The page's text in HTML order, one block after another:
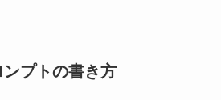
プトの書き方